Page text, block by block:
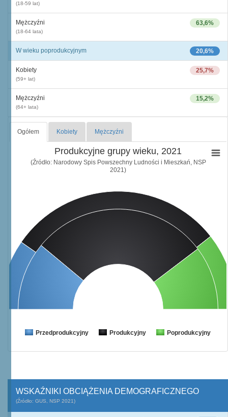
(18-59 lat)
63,6%
Mężczyźni
(18-64 lata)
20,6%
W wieku poprodukcyjnym
25,7%
Kobiety
(59+ lat)
15,2%
Mężczyźni
(64+ lata)
Ogółem Kobiety Mężczyźni
Produkcyjne grupy wieku, 2021
(Źródło: Narodowy Spis Powszechny Ludności i Mieszkań, NSP
2021)
Przedprodukcyjny Produkcyjny Poprodukcyjny
WSKAŹNIKI OBCIĄŻENIA DEMOGRAFICZNEGO
(Źródło: GUS, NSP 2021)